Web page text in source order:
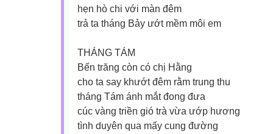
hẹn hò chi với màn đêm
trả ta tháng Bảy ướt mềm môi em
THÁNG TÁM
Bến trăng còn có chị Hằng
cho ta say khướt đêm rằm trung thu
tháng Tám ánh mắt đong đưa
cúc vàng triền gió trà vừa ướp hương
tình duyên qua mấy cung đường